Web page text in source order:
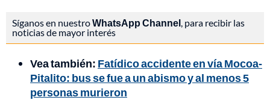
Síganos en nuestroWhatsApp Channel , para recibir las
noticias de mayor interés
Vea también: Fatídico accidente en vía Mocoa-
Pitalito: bus se fue a un abismo y al menos 5
personas murieron